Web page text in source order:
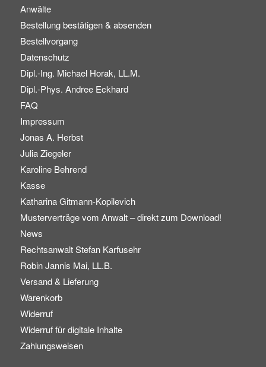
Anwälte
Bestellung bestätigen & absenden
Bestellvorgang
Datenschutz
Dipl.-Ing. Michael Horak, LL.M.
Dipl.-Phys. Andree Eckhard
FAQ
Impressum
Jonas A. Herbst
Julia Ziegeler
Karoline Behrend
Kasse
Katharina Gitmann-Kopilevich
Musterverträge vom Anwalt – direkt zum Download!
News
Rechtsanwalt Stefan Karfusehr
Robin Jannis Mai, LL.B.
Versand & Lieferung
Warenkorb
Widerruf
Widerruf für digitale Inhalte
Zahlungsweisen